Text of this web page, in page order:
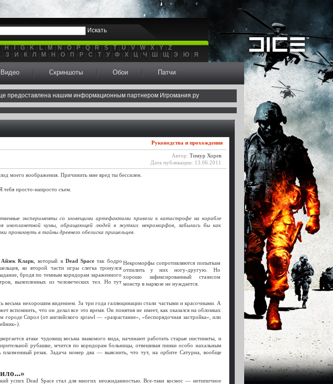
Искать
H G K L M N O P Q R S T U V W X Y
Z
З И К Л М Н О П Р С Т У Ф Х Ц Ч Ш Щ Э Ю Я
Видео Скриншоты Обои Патчи
предоставлена нашим информационным партнером Игромания.ру
Руководства и прохождения
Автор: Тимур Хорев
Дата публикации: 13.06.2011
моего воображения. Причинить мне вред ты бессилен.
просто-напросто съем.
эксперименты со зловещими артефактами привели к катастрофе на корабле
инопланетной чумы, обращающей людей в жутких некроморфов, забылась бы как
проникнуть в тайны древнего обелиска пришельцев.
Некроморфы сопротивляются попыткам
отпилить у них ногу-другую. Но
хорошо зафиксированный стазисом
монстр в наркозе не нуждается.
Айзек Кларк , который в Dead Space так бодро
ко второй части игры слегка тронулся
бродя по темным коридорам зараженного
вылепленных из человеческих тел. Но тут
весьма нехорошим видением. За три года галлюцинации стали частыми и красочными. А
вспомнить, что он делал все это время. Он понятия не имеет, как оказался на обломках
городе Спрол (от английского sprawl — «разрастание», «беспорядочная застройка», или
атаке чудовищ весьма знакомого вида, начинают работать старые инстинкты, и
рубашке, мчится по коридорам больницы, отвешивая пинки особо нахальным
резак. Задача номер два — выяснить, что тут, на орбите Сатурна, вообще
успех Dead Space стал для многих неожиданностью. Все-таки космос — нетипичное